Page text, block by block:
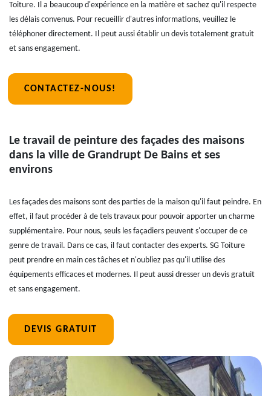
Toiture. Il a beaucoup d'expérience en la matière et sachez qu'il respecte
les délais convenus. Pour recueillir d'autres informations, veuillez le
téléphoner directement. Il peut aussi établir un devis totalement gratuit
et sans engagement.
CONTACTEZ-NOUS!
Le travail de peinture des façades des maisons
dans la ville de Grandrupt De Bains et ses
environs
Les façades des maisons sont des parties de la maison qu'il faut peindre. En
effet, il faut procéder à de tels travaux pour pouvoir apporter un charme
supplémentaire. Pour nous, seuls les façadiers peuvent s'occuper de ce
genre de travail. Dans ce cas, il faut contacter des experts. SG Toiture
peut prendre en main ces tâches et n'oubliez pas qu'il utilise des
équipements efficaces et modernes. Il peut aussi dresser un devis gratuit
et sans engagement.
DEVIS GRATUIT